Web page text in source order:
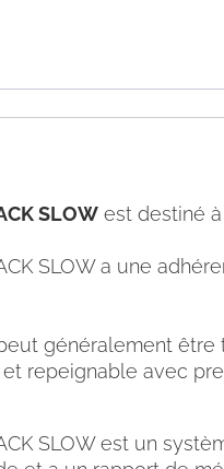
SLOW est destiné
SLOW a une
généralement
repeignable avec
SLOW est un